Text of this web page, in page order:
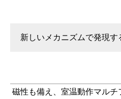
新しいメカニズムで発現す
磁性も備え、室温動作マル